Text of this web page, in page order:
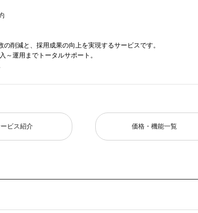
削減と、採用成果の向上を実現するサービスです。
～運用までトータルサポート。
ビス紹介 価格・機能一覧